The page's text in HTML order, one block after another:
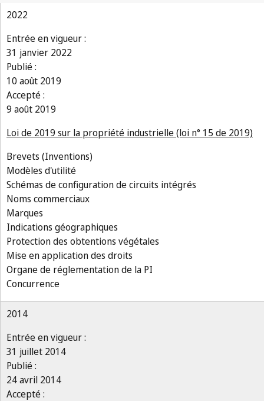
2022
Entrée en vigueur :
31 janvier 2022
Publié :
10 août 2019
Accepté :
9 août 2019
Loi de 2019 sur la propriété industrielle (loi n° 15 de 2019)
Brevets (Inventions)
Modèles d'utilité
Schémas de configuration de circuits intégrés
Noms commerciaux
Marques
Indications géographiques
Protection des obtentions végétales
Mise en application des droits
Organe de réglementation de la PI
Concurrence
2014
Entrée en vigueur :
31 juillet 2014
Publié :
24 avril 2014
Accepté :